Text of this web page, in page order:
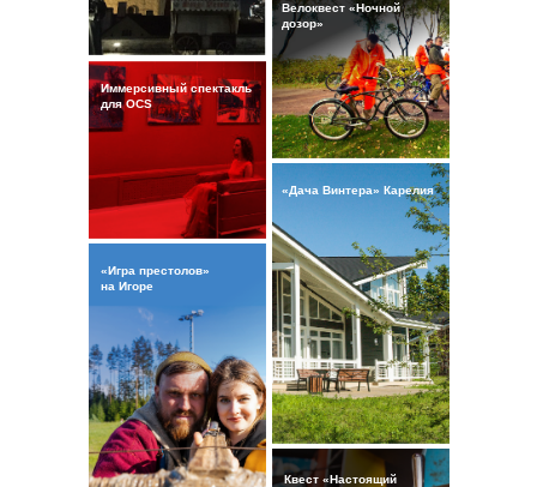
Иммерсивный спектакль
для OCS
«Игра престолов»
на Игоре
Велоквест «Ночной
дозор»
«Дача Винтера» Карелия
Квест «Настоящий